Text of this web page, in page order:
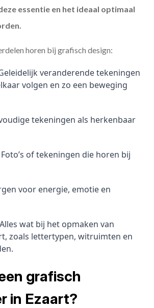
essentie en het ideaal optimaal
horen bij grafisch design:
veranderende tekeningen
volgen en zo een beweging
tekeningen als herkenbaar
Foto’s of tekeningen die horen bij
voor energie, emotie en
wat bij het opmaken van
zoals lettertypen, witruimten en
grafisch
in Ezaart?